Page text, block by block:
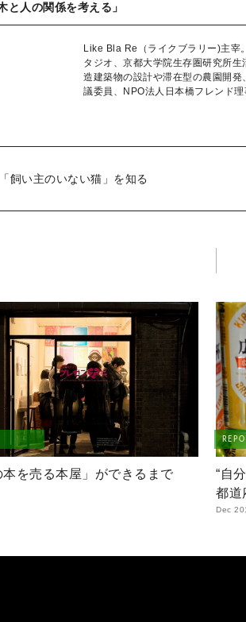
と人の関係を考える」
Like Bla Re（ライクブラリー)主宰
タジオ、京都大学院生存圏研究所
造建築物の設計や滞在型の農園開
議委員、NPO法人日本橋フレンド
「飼い主のいない猫」を知る
本を売る本屋」ができるまで
“自
都道
Dec